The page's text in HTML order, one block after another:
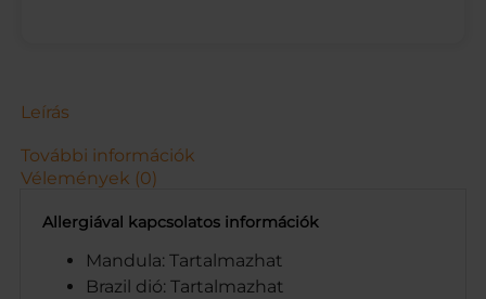
g
Leírás
További információk
Vélemények (0)
Allergiával kapcsolatos információk
Mandula: Tartalmazhat
Brazil dió: Tartalmazhat